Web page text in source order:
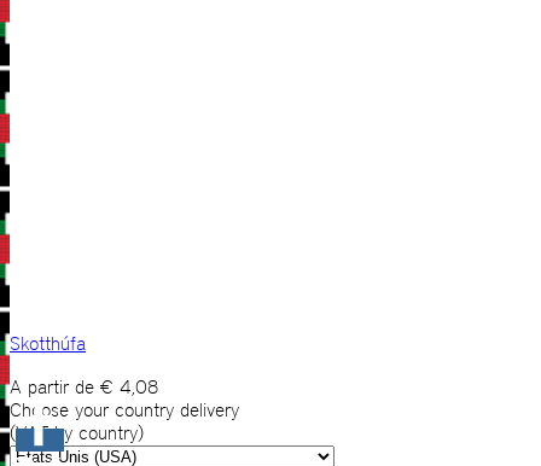
Skotthúfa
A partir de € 4,08
Choose your country delivery
(VAT by country)